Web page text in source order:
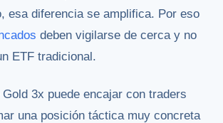
esa diferencia se amplifica. Por eso
deben vigilarse de cerca y no
ETF tradicional.
3x puede encajar con traders
una posición táctica muy concreta